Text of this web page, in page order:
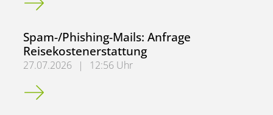
Spam-/Phishing-Mails: Anfrage
Reisekostenerstattung
27.07.2026 |
12:56 Uhr
Spam-/Phishing-Mails: Anfrage Reisekostenerstattung